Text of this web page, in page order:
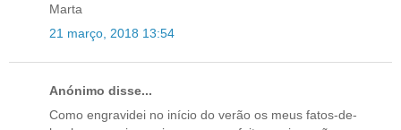
Marta
21 março, 2018 13:54
Anónimo disse...
Como engravidei no início do verão os meus fatos-de-